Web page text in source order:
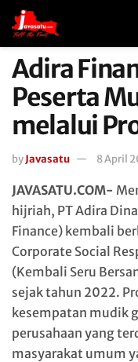
Adira
Peserta
melalui
byJavasatu 8 April
JAVASATU.COM-
hijriah, PT Adira
Finance) kembali
Corporate Social
(Kembali Seru
sejak tahun 2022.
kesempatan mudik
perusahaan yang
masyarakat umum